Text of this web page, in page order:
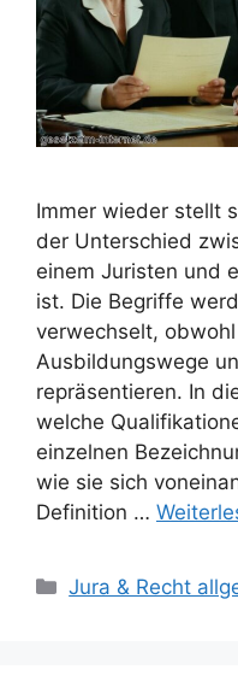
Immer wieder stellt
der Unterschied
einem Juristen und
ist. Die Begriffe
verwechselt,
Ausbildungswege
repräsentieren. In
welche
einzelnen
wie sie sich
Definition …
Kategorien
Jura & Recht